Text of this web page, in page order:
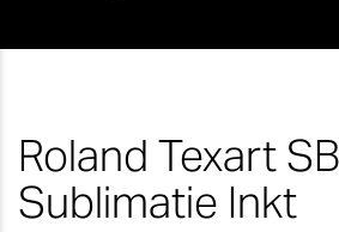
Roland Texart
Sublimatie Inkt